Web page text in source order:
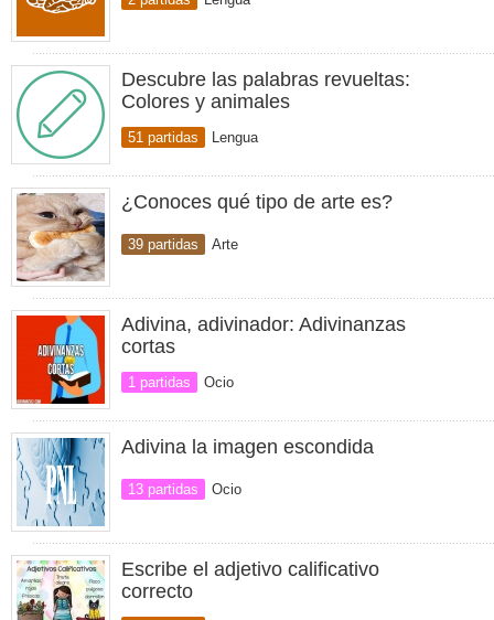
Descubre las palabras revueltas:
Colores y animales
51 partidas Lengua
¿Conoces qué tipo de arte es?
39 partidas Arte
Adivina, adivinador: Adivinanzas
cortas
1 partidas Ocio
Adivina la imagen escondida
13 partidas Ocio
Escribe el adjetivo calificativo
correcto